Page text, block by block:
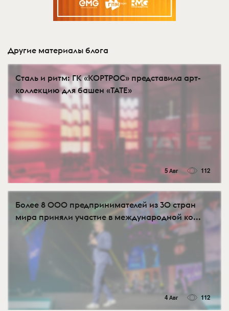
Другие материалы блога
Сталь и ритм: ГК «КОРТРОС» представила арт-
коллекцию для башен «TATE»
5 Авг 112
Более 8 000 предпринимателей из 30 стран
мира приняли участие в международной ко...
4 Авг 112